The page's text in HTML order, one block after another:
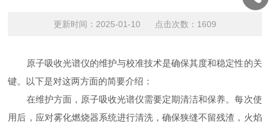
更新时间：2025-01-10 点击次数：1609
原子吸收光谱仪的维护与校准技术是确保其度和稳定性的关
键。以下是对这两方面的简要介绍：
在维护方面，原子吸收光谱仪需要定期清洁和保养。每次使
用后，应对雾化燃烧器系统进行清洗，确保狭缝不留残渣，火焰